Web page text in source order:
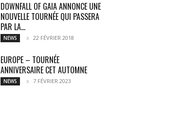
DOWNFALL OF GAIA ANNONCE UNE
NOUVELLE TOURNÉE QUI PASSERA
PAR LA...
NEWS 22 FÉVRIER 2018
EUROPE – TOURNÉE
ANNIVERSAIRE CET AUTOMNE
NEWS 7 FÉVRIER 2023